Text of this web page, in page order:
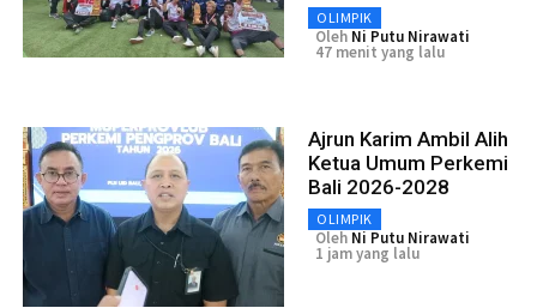
OLIMPIK
Oleh Ni Putu Nirawati
47 menit yang lalu
Ajrun Karim Ambil Alih
Ketua Umum Perkemi
Bali 2026-2028
OLIMPIK
Oleh Ni Putu Nirawati
1 jam yang lalu